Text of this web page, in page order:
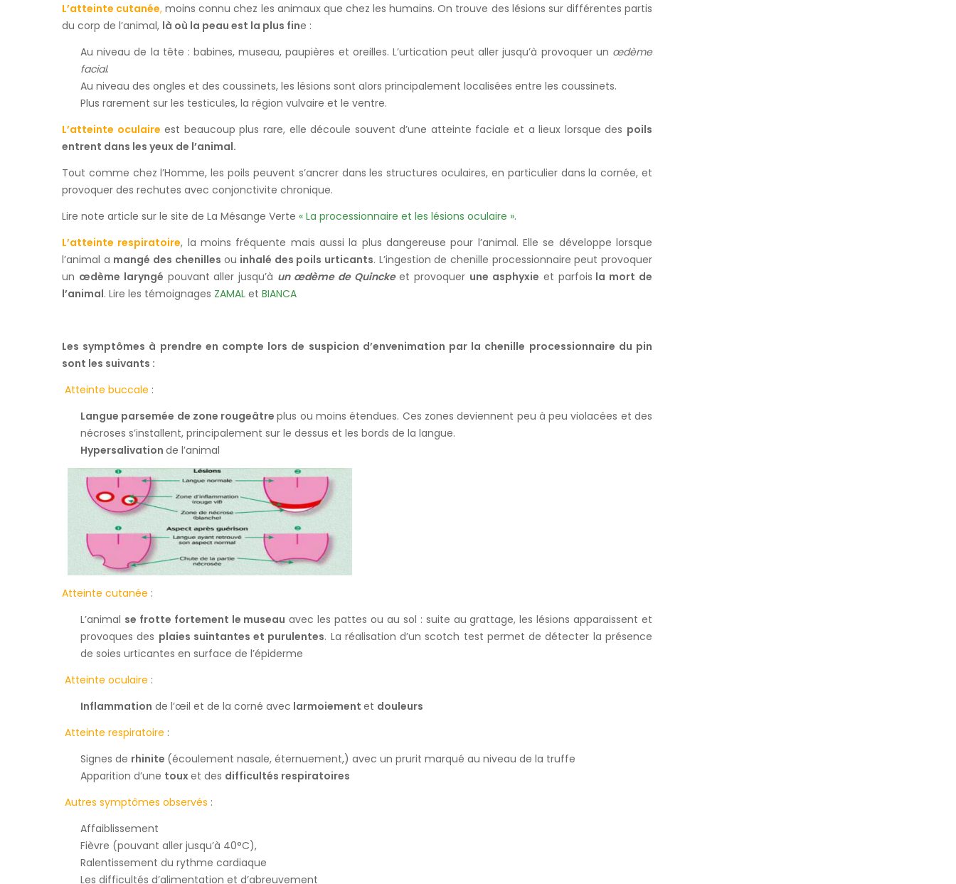
L’atteinte cutanée,moins connu chez les animaux que chez les humains. On trouve des lésions sur différentes partis
du corp de l’animal, là où la peau est la plus fine :
Au niveau de la tête : babines, museau, paupières et oreilles. L’urtication peut aller jusqu’à provoquer un œdème
facial.
Au niveau des ongles et des coussinets, les lésions sont alors principalement localisées entre les coussinets.
Plus rarement sur les testicules, la région vulvaire et le ventre.
L’atteinte oculaire est beaucoup plus rare, elle découle souvent d’une atteinte faciale et a lieux lorsque des poils
entrent dans les yeux de l’animal.
Tout comme chez l’Homme, les poils peuvent s’ancrer dans les structures oculaires, en particulier dans la cornée, et
provoquer des rechutes avec conjonctivite chronique.
Lire note article sur le site de La Mésange Verte « La processionnaire et les lésions oculaire ».
L’atteinte respiratoire, la moins fréquente mais aussi la plus dangereuse pour l’animal. Elle se développe lorsque
l’animal a mangé des chenilles ou inhalé des poils urticants. L’ingestion de chenille processionnaire peut provoquer
un œdème laryngé pouvant aller jusqu’à un œdème de Quincke et provoquer une asphyxie et parfois la mort de
l’animal. Lire les témoignages ZAMAL et BIANCA
Les symptômes à prendre en compte lors de suspicion d’envenimation par la chenille processionnaire du pin
sont les suivants :
Atteinte buccale :
Langue parsemée de zone rougeâtreplus ou moins étendues. Ces zones deviennent peu à peu violacées et des
nécroses s’installent, principalement sur le dessus et les bords de la langue.
Hypersalivation de l’animal
Atteinte cutanée :
L’animal se frotte fortement le museau avec les pattes ou au sol : suite au grattage, les lésions apparaissent et
provoques des plaies suintantes et purulentes. La réalisation d’un scotch test permet de détecter la présence
de soies urticantes en surface de l’épiderme
Atteinte oculaire :
Inflammation de l’œil et de la corné avec larmoiement et douleurs
Atteinte respiratoire :
Signes de rhinite (écoulement nasale, éternuement,) avec un prurit marqué au niveau de la truffe
Apparition d’une touxet des difficultés respiratoires
Autres symptômes observés :
Affaiblissement
Fièvre (pouvant aller jusqu’à 40°C),
Ralentissement du rythme cardiaque
Les difficultés d’alimentation et d’abreuvement